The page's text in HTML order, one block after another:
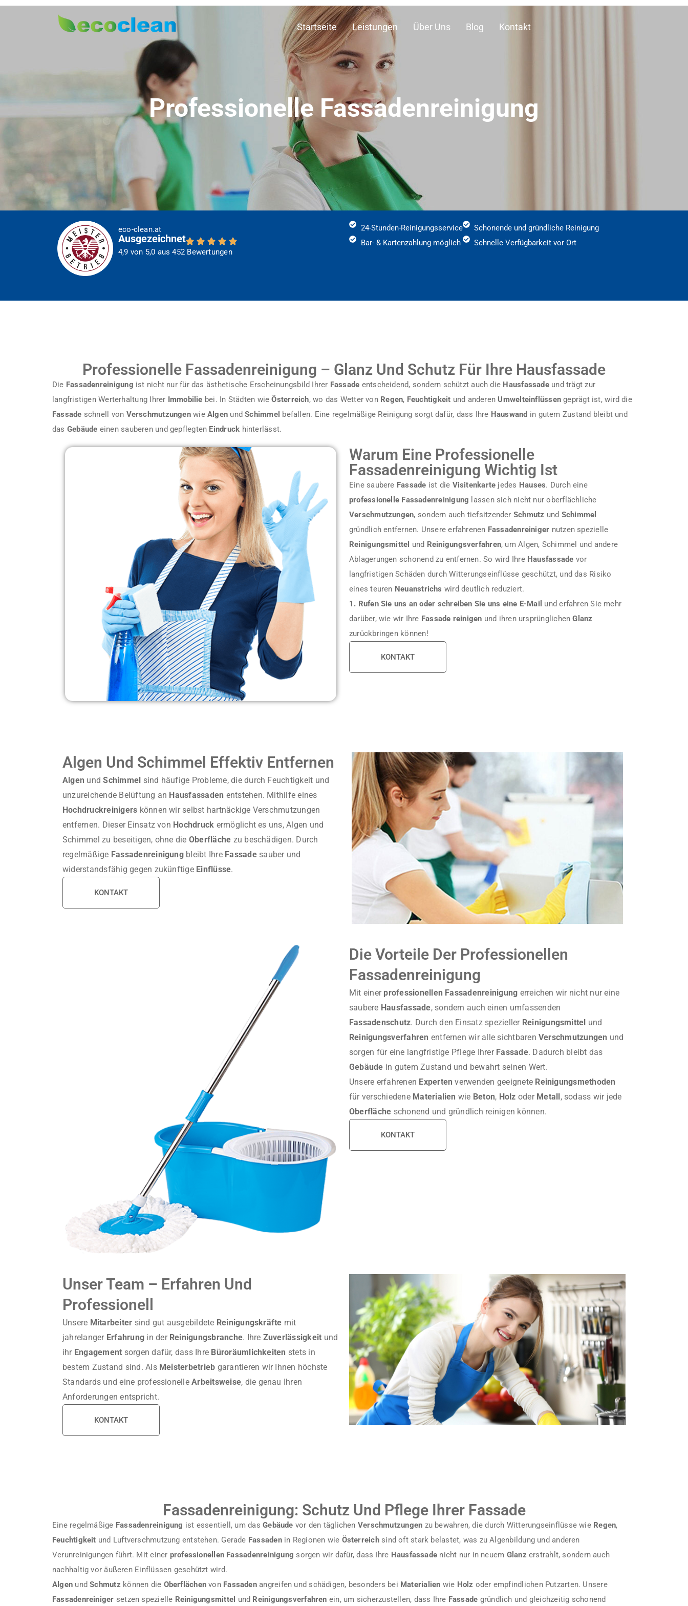
Startseite Leistungen Über Uns Blog Kontakt
Professionelle Fassadenreinigung
eco-clean.at
Ausgezeichnet
4,9 von 5,0 aus 452 Bewertungen
24-Stunden-Reinigungsservice
Bar- & Kartenzahlung möglich
Schonende und gründliche Reinigung
Schnelle Verfügbarkeit vor Ort
Professionelle Fassadenreinigung – Glanz Und Schutz Für Ihre Hausfassade
Die Fassadenreinigung ist nicht nur für das ästhetische Erscheinungsbild Ihrer Fassade entscheidend, sondern schützt auch die Hausfassadeund trägt zur
langfristigen Werterhaltung Ihrer Immobilie bei. In Städten wieÖsterreich, wo das Wetter von Regen, Feuchtigkeit und anderen Umwelteinflüssen geprägt ist, wird die
Fassade schnell von VerschmutzungenwieAlgen undSchimmel befallen. Eine regelmäßige Reinigung sorgt dafür, dass Ihre Hauswand in gutem Zustand bleibt und
das Gebäude einen sauberen und gepflegten Eindruck hinterlässt.
Warum Eine Professionelle
Fassadenreinigung Wichtig Ist
Eine saubere Fassade ist die Visitenkarte jedes Hauses. Durch eine
professionelle Fassadenreinigung lassen sich nicht nur oberflächliche
Verschmutzungen, sondern auch tiefsitzender Schmutz und Schimmel
gründlich entfernen. Unsere erfahrenen Fassadenreiniger nutzen spezielle
Reinigungsmittel und Reinigungsverfahren, um Algen, Schimmel und andere
Ablagerungen schonend zu entfernen. So wird Ihre Hausfassade vor
langfristigen Schäden durch Witterungseinflüsse geschützt, und das Risiko
eines teuren Neuanstrichs wird deutlich reduziert.
1. Rufen Sie uns an oder schreiben Sie uns eine E-Mail und erfahren Sie mehr
darüber, wie wir Ihre Fassade reinigen und ihren ursprünglichenGlanz
zurückbringen können!
KONTAKT
Algen Und Schimmel Effektiv Entfernen
Algen undSchimmel sind häufige Probleme, die durch Feuchtigkeit und
unzureichende Belüftung an Hausfassaden entstehen. Mithilfe eines
Hochdruckreinigers können wir selbst hartnäckige Verschmutzungen
entfernen. Dieser Einsatz von Hochdruck ermöglicht es uns, Algen und
Schimmel zu beseitigen, ohne die Oberfläche zu beschädigen. Durch
regelmäßige Fassadenreinigungbleibt Ihre Fassadesauber und
widerstandsfähig gegen zukünftige Einflüsse.
KONTAKT
Die Vorteile Der Professionellen
Fassadenreinigung
Mit einer professionellen Fassadenreinigung erreichen wir nicht nur eine
saubere Hausfassade, sondern auch einen umfassenden
Fassadenschutz. Durch den Einsatz spezieller Reinigungsmittel und
Reinigungsverfahren entfernen wir alle sichtbarenVerschmutzungen und
sorgen für eine langfristige Pflege Ihrer Fassade. Dadurch bleibt das
Gebäude in gutem Zustand und bewahrt seinen Wert.
Unsere erfahrenen Experten verwenden geeignete Reinigungsmethoden
für verschiedene Materialien wie Beton, Holz oder Metall , sodass wir jede
Oberfläche schonend und gründlich reinigen können.
KONTAKT
Unser Team – Erfahren Und
Professionell
Unsere Mitarbeiter sind gut ausgebildete Reinigungskräfte mit
jahrelanger Erfahrung in der Reinigungsbranche. Ihre Zuverlässigkeit und
ihr Engagement sorgen dafür, dass Ihre Büroräumlichkeiten stets in
bestem Zustand sind. Als Meisterbetrieb garantieren wir Ihnen höchste
Standards und eine professionelleArbeitsweise, die genau Ihren
Anforderungen entspricht.
KONTAKT
Fassadenreinigung: Schutz Und Pflege Ihrer Fassade
Eine regelmäßige Fassadenreinigung ist essentiell, um dasGebäude vor den täglichen Verschmutzungen zu bewahren, die durch Witterungseinflüsse wie Regen,
Feuchtigkeit und Luftverschmutzung entstehen. Gerade Fassadenin Regionen wie Österreichsind oft stark belastet, was zu Algenbildung und anderen
Verunreinigungen führt. Mit einer professionellen Fassadenreinigung sorgen wir dafür, dass Ihre Hausfassade nicht nur in neuem Glanz erstrahlt, sondern auch
nachhaltig vor äußeren Einflüssen geschützt wird.
Algen undSchmutz können die Oberflächen von Fassadenangreifen und schädigen, besonders bei Materialien wie Holz oder empfindlichen Putzarten. Unsere
Fassadenreiniger setzen spezielle Reinigungsmittel und Reinigungsverfahren ein, um sicherzustellen, dass Ihre Fassade gründlich und gleichzeitig schonend